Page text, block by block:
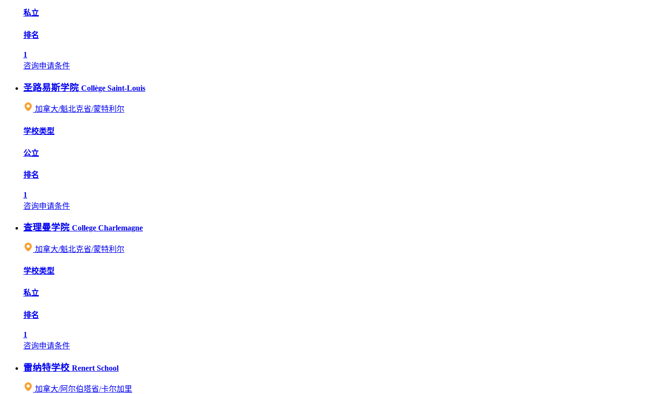
私立
排名
1
咨询申请条件
圣路易斯学院 Collège Saint-Louis
加拿大/魁北克省/蒙特利尔
学校类型
公立
排名
1
咨询申请条件
查理曼学院 College Charlemagne
加拿大/魁北克省/蒙特利尔
学校类型
私立
排名
1
咨询申请条件
雷纳特学校 Renert School
加拿大/阿尔伯塔省/卡尔加里